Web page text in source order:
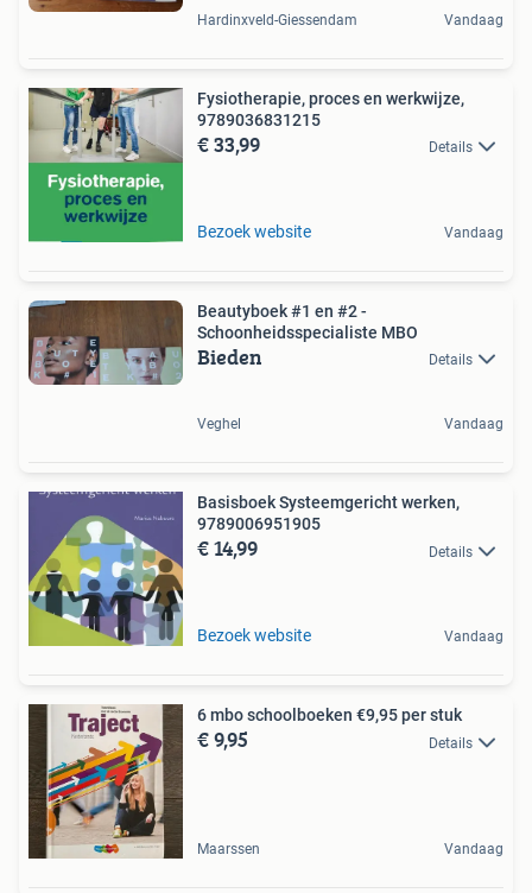
Hardinxveld-Giessendam Vandaag
Fysiotherapie, proces en werkwijze,
9789036831215
€ 33,99 Details
Bezoek website Vandaag
Beautyboek #1 en #2 -
Schoonheidsspecialiste MBO
Bieden Details
Veghel Vandaag
Basisboek Systeemgericht werken,
9789006951905
€ 14,99 Details
Bezoek website Vandaag
6 mbo schoolboeken €9,95 per stuk
€ 9,95 Details
Maarssen Vandaag